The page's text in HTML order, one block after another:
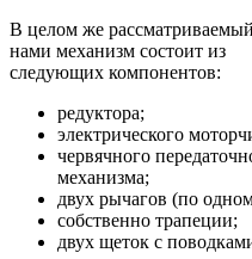
В целом же рассматриваемый
нами механизм состоит из
следующих компонентов:
редуктора;
электрического
червячного
механизма;
двух рычагов (по
собственно трапеции;
двух щеток с